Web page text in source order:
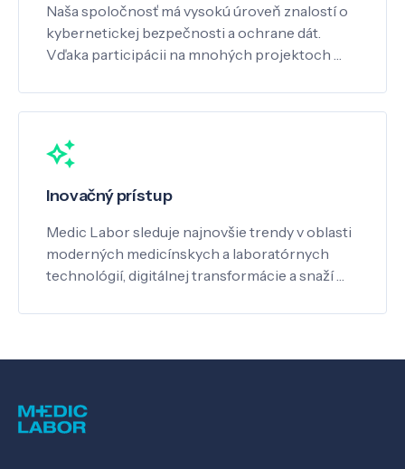
Naša spoločnosť má vysokú úroveň znalostí o
kybernetickej bezpečnosti a ochrane dát.
Vďaka participácii na mnohých projektoch …
Inovačný prístup
Medic Labor sleduje najnovšie trendy v oblasti
moderných medicínskych a laboratórnych
technológií, digitálnej transformácie a snaží …